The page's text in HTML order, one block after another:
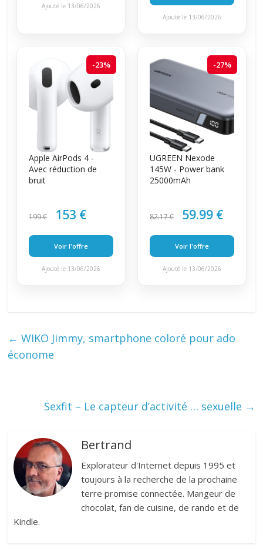
Ajouté le 13/06/2026
Ajouté le 13/06/2026
-23%
Apple AirPods 4 -
Avec réduction de
bruit
199 € 153 €
Voir l'offre
Ajouté le 13/06/2026
-27%
UGREEN Nexode
145W - Power bank
25000mAh
82.17 € 59.99 €
Voir l'offre
Ajouté le 13/06/2026
← WIKO Jimmy, smartphone coloré pour ado
économe
Sexfit – Le capteur d’activité … sexuelle →
Bertrand
Explorateur d'Internet depuis 1995 et
toujours à la recherche de la prochaine
terre promise connectée. Mangeur de
chocolat, fan de cuisine, de rando et de
Kindle.